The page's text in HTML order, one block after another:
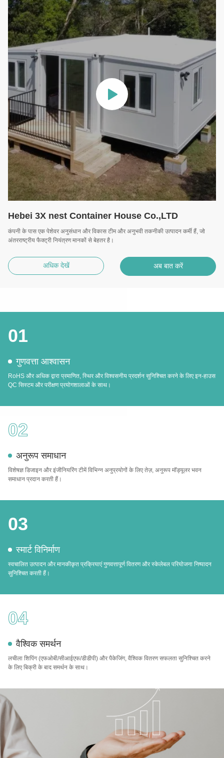
Hebei 3X nest Container House Co.,LTD
कंपनी के पास एक पेशेवर अनुसंधान और विकास टीम और अनुभवी तकनीकी उत्पादन कर्मी हैं, जो
अंतरराष्ट्रीय फैक्ट्री नियंत्रण मानकों से बेहतर है।
अधिक देखें अब बात करें
01
गुणवत्ता आश्वासन
RoHS और अधिक द्वारा प्रमाणित, स्थिर और विश्वसनीय प्रदर्शन सुनिश्चित करने के लिए इन-हाउस
QC सिस्टम और परीक्षण प्रयोगशालाओं के साथ।
02
अनुरूप समाधान
विशेषज्ञ डिजाइन और इंजीनियरिंग टीमें विभिन्न अनुप्रयोगों के लिए तेज़, अनुरूप मॉड्यूलर भवन
समाधान प्रदान करती हैं।
03
स्मार्ट विनिर्माण
स्वचालित उत्पादन और मानकीकृत प्रक्रियाएं गुणवत्तापूर्ण वितरण और स्केलेबल परियोजना निष्पादन
सुनिश्चित करती हैं।
04
वैश्विक समर्थन
लचीला शिपिंग (एफओबी/सीआईएफ/डीडीपी) और पैकेजिंग, वैश्विक वितरण सफलता सुनिश्चित करने
के लिए बिक्री के बाद समर्थन के साथ।